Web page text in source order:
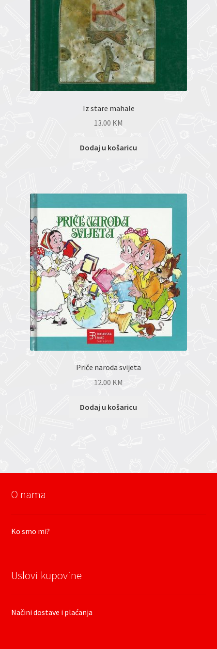
Iz stare mahale
13.00 KM
Dodaj u košaricu
Priče naroda svijeta
12.00 KM
Dodaj u košaricu
O nama
Ko smo mi?
Uslovi kupovine
Načini dostave i plaćanja